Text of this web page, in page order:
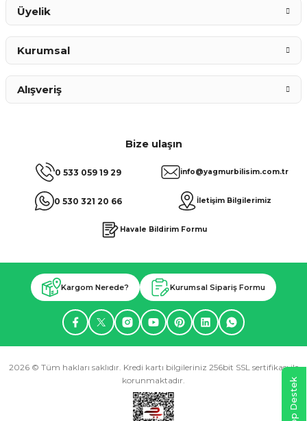
Bize ulaşın
0 533 059 19 29
0 530 321 20 66
info@yagmurbilisim.com.tr
İletişim Bilgilerimiz
Havale Bildirim Formu
Üyelik
Kurumsal
Alışveriş
Kargom Nerede? Kurumsal Sipariş Formu
2026 © Tüm hakları saklıdır. Kredi kartı bilgileriniz 256bit SSL sertifikası ile
korunmaktadır.